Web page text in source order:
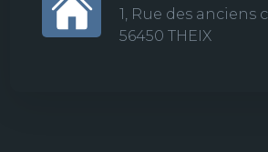
1, Rue des
56450 THEIX